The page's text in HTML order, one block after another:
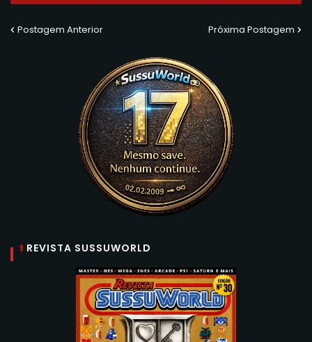
Postagem Anterior Próxima Postagem
REVISTA SUSSUWORLD